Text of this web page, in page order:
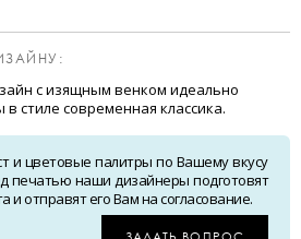
с изящным венком идеально
стиле современная классика.
и цветовые палитры по Вашему вкусу
печатью наши дизайнеры подготовят
отправят его Вам на согласование.